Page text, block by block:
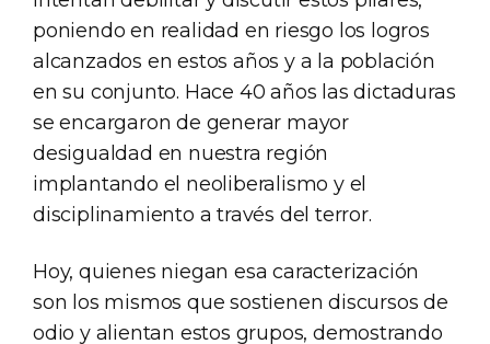
poniendo en realidad en riesgo los logros
alcanzados en estos años y a la población
en su conjunto. Hace 40 años las dictaduras
se encargaron de generar mayor
desigualdad en nuestra región
implantando el neoliberalismo y el
disciplinamiento a través del terror.
Hoy, quienes niegan esa caracterización
son los mismos que sostienen discursos de
odio y alientan estos grupos, demostrando